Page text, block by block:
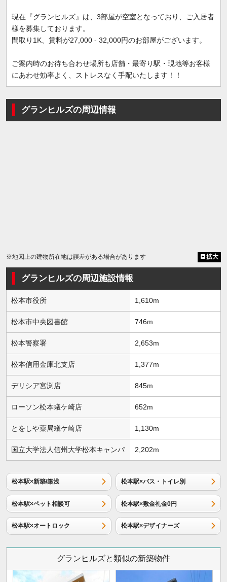
現在『グランヒルズ』は、3部屋が空室となっており、ご入居者
様を募集しております。
間取り1K、賃料が27,000 - 32,000円のお部屋がございます。
ご案内時のお待ち合わせ場所も店舗・最寄り駅・現地等お客様
にあわせ効率よく、ストレスなく手配いたします！！
グランヒルズの周辺情報
※地図上の建物所在地は誤差がある場合があります 拡大
グランヒルズの周辺施設情報
松本市役所 1,610m
松本市中央図書館 746m
松本警察署 2,653m
松本信用金庫北支店 1,377m
デリシア宮渕店 845m
ローソン松本蟻ケ崎店 652m
とをしや薬局蟻ケ崎店 1,130m
国立大学法人信州大学松本キャンパ 2,202m
松本駅×新築/築浅 松本駅×バス・トイレ別
松本駅×ペット相談可 松本駅×敷金礼金0円
松本駅×オートロック 松本駅×デザイナーズ
グランヒルズと類似の新築物件